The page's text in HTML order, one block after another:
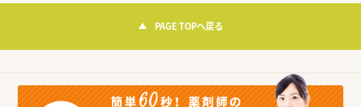
PAGE TOPへ戻る